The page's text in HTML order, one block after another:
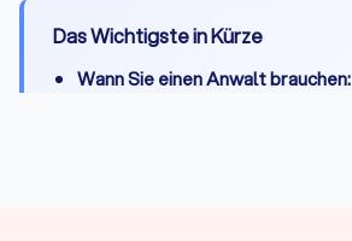
Das Wichtigste in Kürze
Wann Sie einen Anwalt brauchen: